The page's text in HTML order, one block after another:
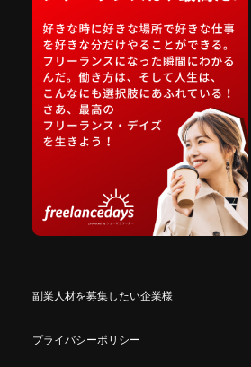
副業人材を募集したい企業様
プライバシーポリシー